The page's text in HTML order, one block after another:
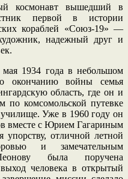
космонавт вышедший в
первой в истории
кораблей «Союз-19» —
надежный друг и
1934 года в небольшом
окончанию войны семья
область, где он и
по комсомольской путевке
училище. Уже в 1960 году он
вместе с Юрием Гагариным
отличной летной
и замечательным
была поручена
человека в открытый